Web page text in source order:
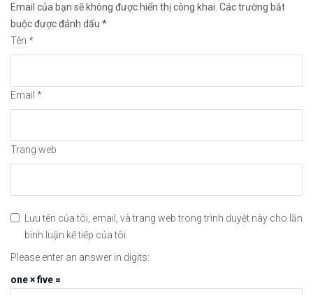
🔗https://chungkhoanforex.com/12-11-2020-
Email của bạn sẽ không được hiển thị công khai. Các trường bắt
buộc được đánh dấu *
Tên *
Email *
Trang web
Lưu tên của tôi, email, và trang web trong trình duyệt này cho lần
bình luận kế tiếp của tôi.
Please enter an answer in digits:
one × five =